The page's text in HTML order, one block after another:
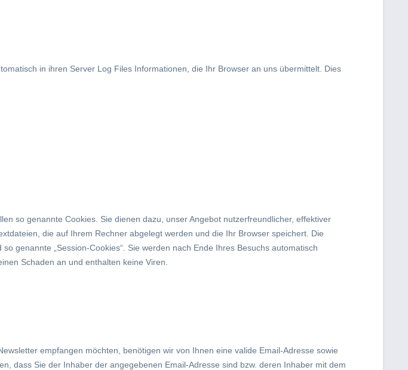
in ihren Server Log Files Informationen, die Ihr Browser an uns übermittelt. Dies
so genannte Cookies. Sie dienen dazu, unser Angebot nutzerfreundlicher, effektiver
die auf Ihrem Rechner abgelegt werden und die Ihr Browser speichert. Die
genannte „Session-Cookies“. Sie werden nach Ende Ihres Besuchs automatisch
Schaden an und enthalten keine Viren.
empfangen möchten, benötigen wir von Ihnen eine valide Email-Adresse sowie
dass Sie der Inhaber der angegebenen Email-Adresse sind bzw. deren Inhaber mit dem